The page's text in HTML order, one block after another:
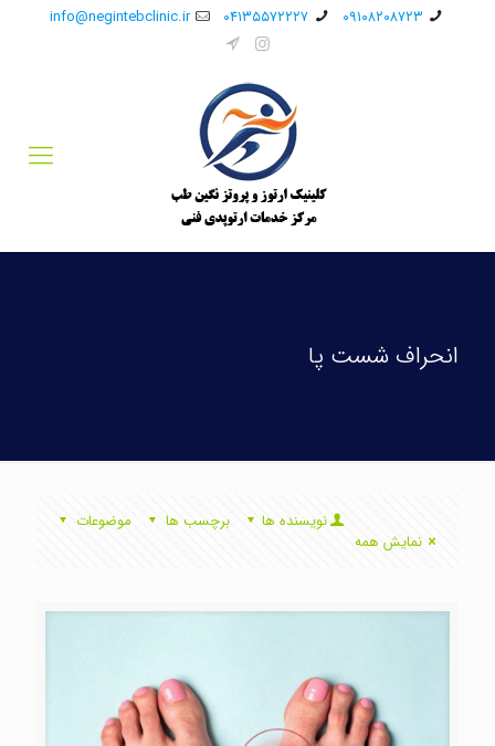
۰۹۱۰۸۲۰۸۷۲۳ ۰۴۱۳۵۵۷۲۲۲۷ info@negintebclinic.ir
انحراف شست پا
موضوعات برچسب ها
نویسنده ها
نمایش همه